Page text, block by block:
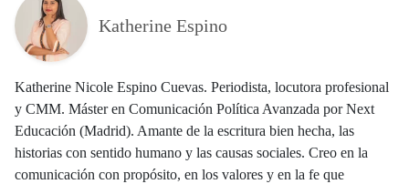
Katherine Espino
Katherine Nicole Espino Cuevas. Periodista, locutora profesional
y CMM. Máster en Comunicación Política Avanzada por Next
Educación (Madrid). Amante de la escritura bien hecha, las
historias con sentido humano y las causas sociales. Creo en la
comunicación con propósito, en los valores y en la fe que